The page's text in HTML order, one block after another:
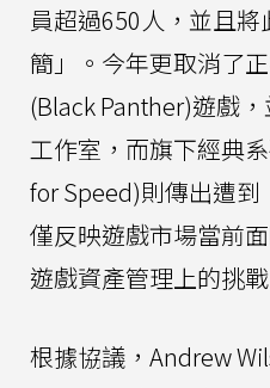
員超過650人，並且
簡」。今年更取消了
(Black Panther)遊戲
工作室，而旗下經典
for Speed)則傳出遭
僅反映遊戲市場當前
遊戲資產管理上的挑戰
根據協議，Andrew